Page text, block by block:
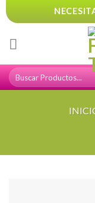
to
content
Buscar
por: